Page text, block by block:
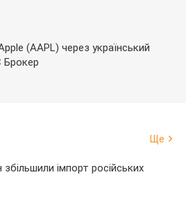
(AAPL) через український
Брокер
Ще
імпорт російських